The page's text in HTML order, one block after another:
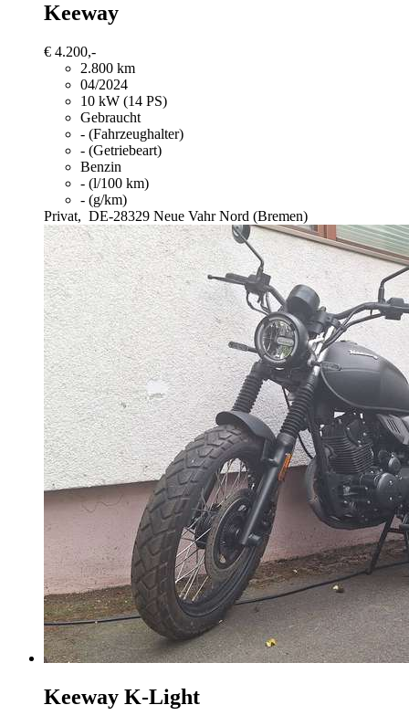
Keeway
€ 4.200,-
2.800 km
04/2024
10 kW (14 PS)
Gebraucht
- (Fahrzeughalter)
- (Getriebeart)
Benzin
- (l/100 km)
- (g/km)
Privat, DE-28329 Neue Vahr Nord (Bremen)
Keeway K-Light